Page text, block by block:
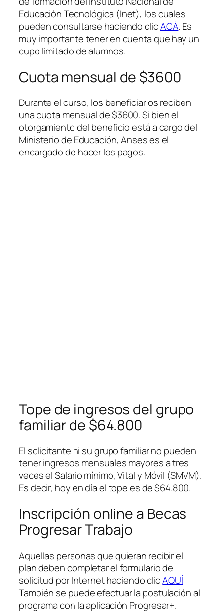
Educación Tecnológica (Inet), los cuales
pueden consultarse haciendo clicACÁ. Es
muy importante tener en cuenta que hay un
cupo limitado de alumnos.
Cuota mensual de $3600
Durante el curso, los beneficiarios reciben
una cuota mensual de $3600. Si bien el
otorgamiento del beneficio está a cargo del
Ministerio de Educación, Anses es el
encargado de hacer los pagos.
Tope de ingresos del grupo
familiar de $64.800
El solicitante ni su grupo familiar no pueden
tener ingresos mensuales mayores a tres
veces el Salario mínimo, Vital y Móvil (SMVM).
Es decir, hoy en día el tope es de $64.800.
Inscripción online a Becas
Progresar Trabajo
Aquellas personas que quieran recibir el
plan deben completar el formulario de
solicitud por Internet haciendo clicAQUÍ.
También se puede efectuar la postulación al
programa con la aplicación Progresar+.